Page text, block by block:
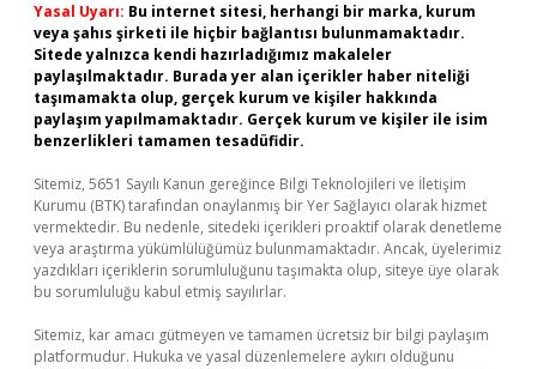
Yasal Uyarı: Bu internet sitesi, herhangi bir marka, kurum
veya şahıs şirketi ile hiçbir bağlantısı bulunmamaktadır.
Sitede yalnızca kendi hazırladığımız makaleler
paylaşılmaktadır. Burada yer alan içerikler haber niteliği
taşımamakta olup, gerçek kurum ve kişiler hakkında
paylaşım yapılmamaktadır. Gerçek kurum ve kişiler ile isim
benzerlikleri tamamen tesadüfidir.
Sitemiz, 5651 Sayılı Kanun gereğince Bilgi Teknolojileri ve İletişim
Kurumu (BTK) tarafından onaylanmış bir Yer Sağlayıcı olarak hizmet
vermektedir. Bu nedenle, sitedeki içerikleri proaktif olarak denetleme
veya araştırma yükümlülüğümüz bulunmamaktadır. Ancak, üyelerimiz
yazdıkları içeriklerin sorumluluğunu taşımakta olup, siteye üye olarak
bu sorumluluğu kabul etmiş sayılırlar.
Sitemiz, kar amacı gütmeyen ve tamamen ücretsiz bir bilgi paylaşım
platformudur. Hukuka ve yasal düzenlemelere aykırı olduğunu